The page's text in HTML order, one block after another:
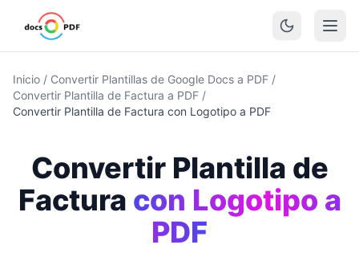
Inicio / Convertir Plantillas de Google Docs a PDF /
Convertir Plantilla de Factura a PDF /
Convertir Plantilla de Factura con Logotipo a PDF
Convertir Plantilla de
Factura con Logotipo a
PDF